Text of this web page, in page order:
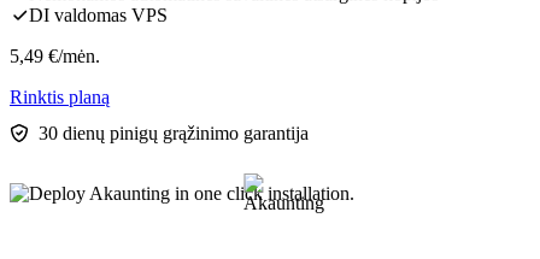
DI valdomas VPS
5,49 €/mėn.
Rinktis planą
30 dienų pinigų grąžinimo garantija